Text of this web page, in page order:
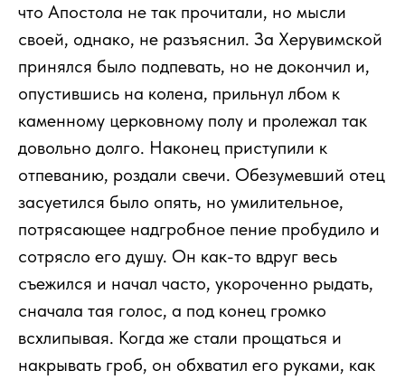
что Апостола не так прочитали, но мысли
своей, однако, не разъяснил. За Херувимской
принялся было подпевать, но не докончил и,
опустившись на колена, прильнул лбом к
каменному церковному полу и пролежал так
довольно долго. Наконец приступили к
отпеванию, роздали свечи. Обезумевший отец
засуетился было опять, но умилительное,
потрясающее надгробное пение пробудило и
сотрясло его душу. Он как-то вдруг весь
съежился и начал часто, укороченно рыдать,
сначала тая голос, а под конец громко
всхлипывая. Когда же стали прощаться и
накрывать гроб, он обхватил его руками, как